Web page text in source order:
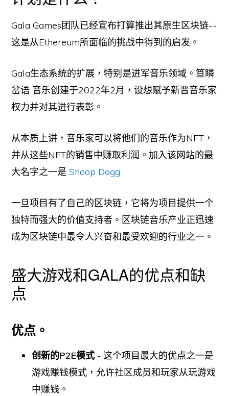
Gala Games团队已经宣布打算推出其原生区块链--
这是从Ethereum所面临的挑战中得到的启发。
Gala生态系统的扩展，特别是进军音乐领域。笪瞵
岔语 音乐创建于2022年2月，设想赋予新晋音乐家
权力并对其进行表彰。
从本质上讲，音乐家可以将他们的音乐作为NFT，
并从这些NFT的销售中赚取利润。加入该网站的最
大名字之一是Snoop Dogg.
一旦项目有了自己的区块链，它将为项目提供一个
独特而强大的价值支持者。区块链音乐产业正迅速
成为区块链中最令人兴奋和最受欢迎的行业之一。
盛大游戏和GALA的优点和缺
点
优点。
创新的P2E模式 -这个项目最大的优点之一是
游戏赚钱模式，允许社区成员和玩家从玩游戏
中赚钱。